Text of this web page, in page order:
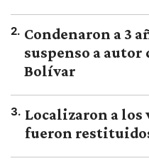
2. Condenaron a 3
suspenso a autor
Bolívar
3. Localizaron a los
fueron